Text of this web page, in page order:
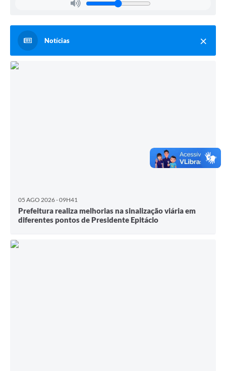
Notícias
05 AGO 2026 - 09H41
Prefeitura realiza melhorias na sinalização viária em
diferentes pontos de Presidente Epitácio